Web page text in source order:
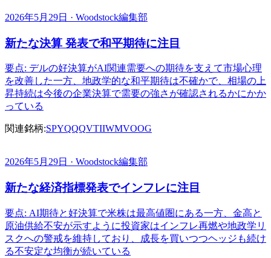
2026年5月29日 · Woodstock編集部
新たな決算 発表で和平期待に注目
要点: デルの好決算がAI関連需要への期待を支えて市場心理
を改善した一方、地政学的な和平期待は不確かで、相場の上
昇持続は今後の企業決算で需要の強さが確認されるかにかか
っている
関連銘柄:SPYQQQVTIIWMVOOG
2026年5月29日 · Woodstock編集部
新たな経済指標発表でインフレに注目
要点: AI期待と好決算で米株は最高値圏にある一方、金高と
原油供給不安が示すように投資家はインフレ再燃や地政学リ
スクへの警戒を維持しており、成長を買いつつヘッジも続け
る不安定な均衡が続いている